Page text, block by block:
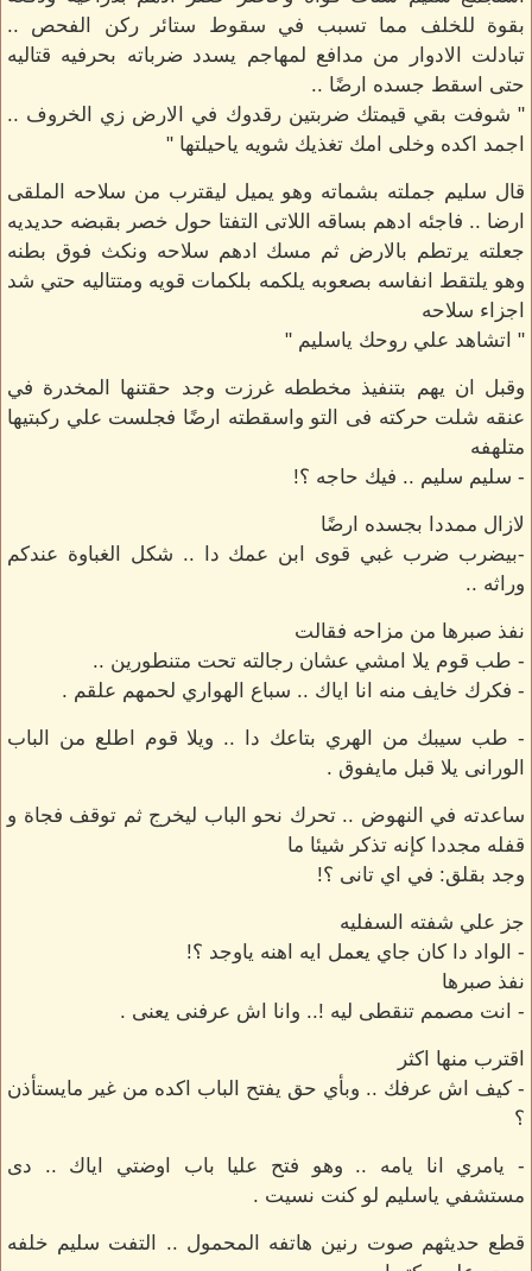
بقوة للخلف مما تسبب في سقوط ستائر ركن الفحص ..
تبادلت الادوار من مدافع لمهاجم يسدد ضرباته بحرفيه قتاليه
حتى اسقط جسده ارضًا ..
" شوفت بقي قيمتك ضربتين رقدوك في الارض زي الخروف ..
اجمد اكده وخلى امك تغذيك شويه ياحيلتها "
قال سليم جملته بشماته وهو يميل ليقترب من سلاحه الملقى
ارضا .. فاجئه ادهم بساقه اللاتى التفتا حول خصر بقبضه حديديه
جعلته يرتطم بالارض ثم مسك ادهم سلاحه ونكث فوق بطنه
وهو يلتقط انفاسه بصعوبه يلكمه بلكمات قويه ومتتاليه حتي شد
اجزاء سلاحه
" اتشاهد علي روحك ياسليم "
وقبل ان يهم بتنفيذ مخططه غرزت وجد حقتنها المخدرة في
عنقه شلت حركته فى التو واسقطته ارضًا فجلست علي ركبتيها
متلهفه
- سليم سليم .. فيك حاجه ؟!
لازال ممددا بجسده ارضًا
-بيضرب ضرب غبي قوى ابن عمك دا .. شكل الغباوة عندكم
وراثه ..
نفذ صبرها من مزاحه فقالت
- طب قوم يلا امشي عشان رجالته تحت متنطورين ..
- فكرك خايف منه انا اياك .. سباع الهواري لحمهم علقم .
- طب سيبك من الهري بتاعك دا .. ويلا قوم اطلع من الباب
الورانى يلا قبل مايفوق .
ساعدته في النهوض .. تحرك نحو الباب ليخرج ثم توقف فجاة و
قفله مجددا كإنه تذكر شيئا ما
وجد بقلق: في اي تانى ؟!
جز علي شفته السفليه
- الواد دا كان جاي يعمل ايه اهنه ياوجد ؟!
نفذ صبرها
- انت مصمم تنقطى ليه !.. وانا اش عرفنى يعنى .
اقترب منها اكثر
- كيف اش عرفك .. وبأي حق يفتح الباب اكده من غير مايستأذن
؟
- يامري انا يامه .. وهو فتح عليا باب اوضتي اياك .. دى
مستشفي ياسليم لو كنت نسيت .
قطع حديثهم صوت رنين هاتفه المحمول .. التفت سليم خلفه